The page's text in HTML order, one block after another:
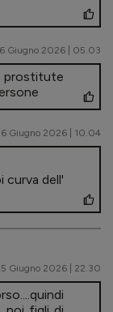
Giugno 2026 | 05.03
Giugno 2026 | 10.04
curva dell'
Giugno 2026 | 22.30